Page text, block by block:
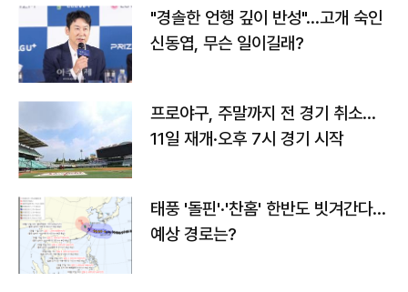
"경솔한 언행 깊이 반성"…고개 숙인
신동엽, 무슨 일이길래?
프로야구, 주말까지 전 경기 취소…
11일 재개·오후 7시 경기 시작
태풍 '돌핀'·'찬홈' 한반도 빗겨간다…
예상 경로는?